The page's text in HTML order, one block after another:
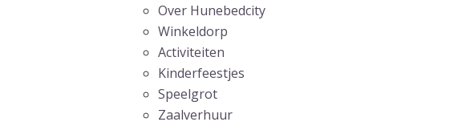
Over Hunebedcity
Winkeldorp
Activiteiten
Kinderfeestjes
Speelgrot
Zaalverhuur